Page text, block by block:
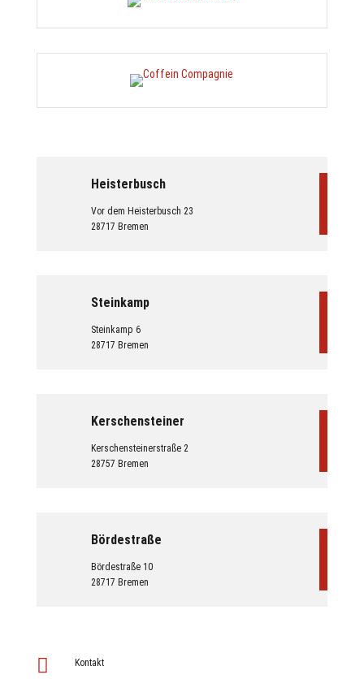
Heisterbusch
Vor dem Heisterbusch 23
28717 Bremen
Steinkamp
Steinkamp 6
28717 Bremen
Kerschensteiner
Kerschensteinerstraße 2
28757 Bremen
Bördestraße
Bördestraße 10
28717 Bremen
 Kontakt